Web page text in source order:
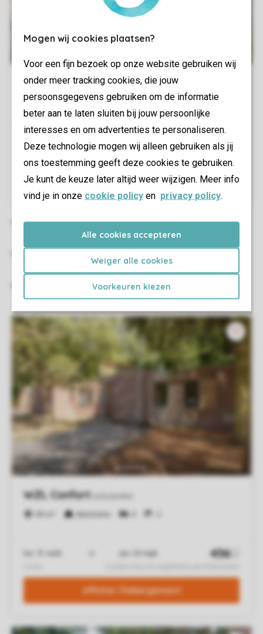
Mogen wij cookies plaatsen?
Voor een fijn bezoek op onze website gebruiken wij
onder meer tracking cookies, die jouw
persoonsgegevens gebruiken om de informatie
beter aan te laten sluiten bij jouw persoonlijke
interesses en om advertenties te personaliseren.
Deze technologie mogen wij alleen gebruiken als jij
ons toestemming geeft deze cookies te gebruiken.
Je kunt de keuze later altijd weer wijzigen. Meer info
vind je in onze cookie policy en privacy policy.
Alle cookies accepteren
Weiger alle cookies
Voorkeuren kiezen